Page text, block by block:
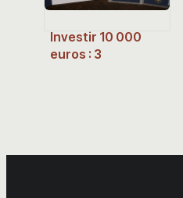
Investir 10 000
euros : 3